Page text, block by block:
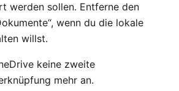
werden sollen. Entferne den
wenn du die lokale
willst.
keine zweite
mehr an.